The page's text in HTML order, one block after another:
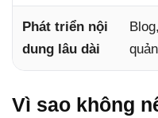
Phát triển nội
dung lâu dài
Vì sao không